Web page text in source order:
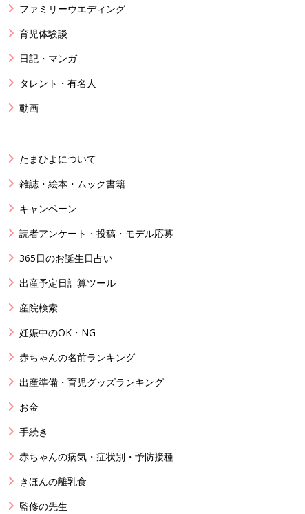
ファミリーウエディング
育児体験談
日記・マンガ
タレント・有名人
動画
たまひよについて
雑誌・絵本・ムック書籍
キャンペーン
読者アンケート・投稿・モデル応募
365日のお誕生日占い
出産予定日計算ツール
産院検索
妊娠中のOK・NG
赤ちゃんの名前ランキング
出産準備・育児グッズランキング
お金
手続き
赤ちゃんの病気・症状別・予防接種
きほんの離乳食
監修の先生